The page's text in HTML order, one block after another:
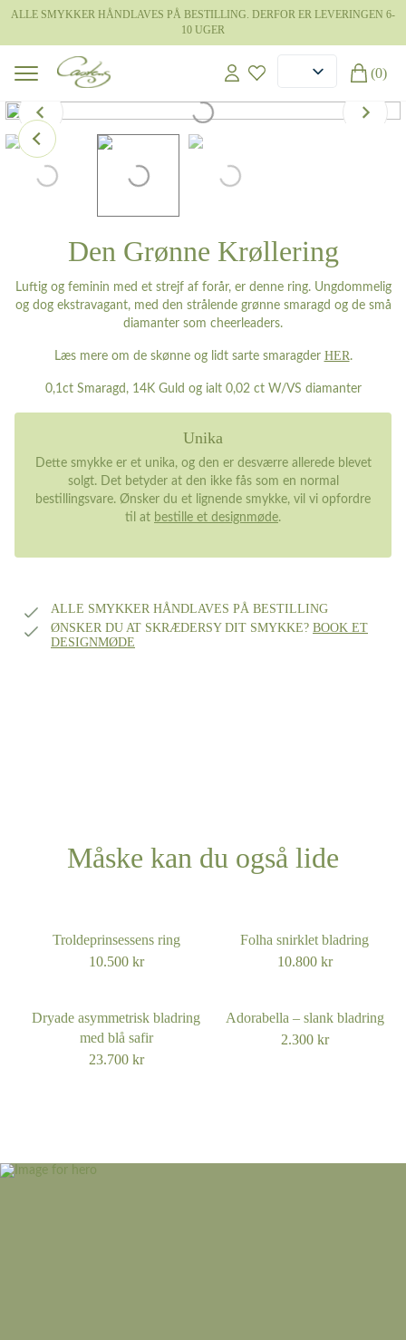
ALLE SMYKKER HÅNDLAVES PÅ BESTILLING. DERFOR ER LEVERINGEN 6-
10 UGER
(0)
Den Grønne Krøllering
Luftig og feminin med et strejf af forår, er denne ring. Ungdommelig
og dog ekstravagant, med den strålende grønne smaragd og de små
diamanter som cheerleaders.
Læs mere om de skønne og lidt sarte smaragder HER.
0,1ct Smaragd, 14K Guld og ialt 0,02 ct W/VS diamanter
Unika
Dette smykke er et unika, og den er desværre allerede blevet
solgt. Det betyder at den ikke fås som en normal
bestillingsvare. Ønsker du et lignende smykke, vil vi opfordre
til at bestille et designmøde.
ALLE SMYKKER HÅNDLAVES PÅ BESTILLING
ØNSKER DU AT SKRÆDERSY DIT SMYKKE? BOOK ET
DESIGNMØDE
Måske kan du også lide
Troldeprinsessens ring
10.500 kr
Folha snirklet bladring
10.800 kr
Dryade asymmetrisk bladring
med blå safir
23.700 kr
Adorabella – slank bladring
2.300 kr